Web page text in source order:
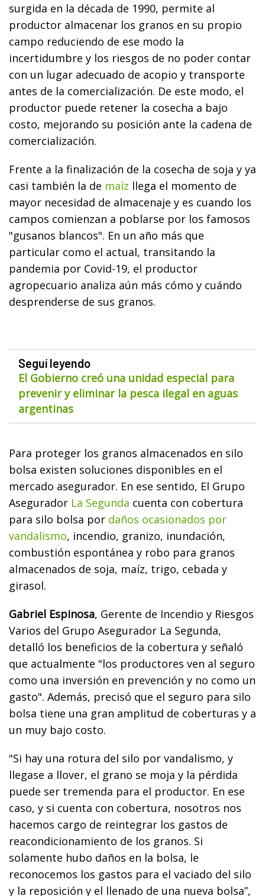
surgida en la década de 1990, permite al
productor almacenar los granos en su propio
campo reduciendo de ese modo la
incertidumbre y los riesgos de no poder contar
con un lugar adecuado de acopio y transporte
antes de la comercialización. De este modo, el
productor puede retener la cosecha a bajo
costo, mejorando su posición ante la cadena de
comercialización.
Frente a la finalización de la cosecha de soja y ya
casi también la de maíz llega el momento de
mayor necesidad de almacenaje y es cuando los
campos comienzan a poblarse por los famosos
"gusanos blancos". En un año más que
particular como el actual, transitando la
pandemia por Covid-19, el productor
agropecuario analiza aún más cómo y cuándo
desprenderse de sus granos.
Seguí leyendo
El Gobierno creó una unidad especial para
prevenir y eliminar la pesca ilegal en aguas
argentinas
Para proteger los granos almacenados en silo
bolsa existen soluciones disponibles en el
mercado asegurador. En ese sentido, El Grupo
Asegurador La Segunda cuenta con cobertura
para silo bolsa por daños ocasionados por
vandalismo, incendio, granizo, inundación,
combustión espontánea y robo para granos
almacenados de soja, maíz, trigo, cebada y
girasol.
Gabriel Espinosa, Gerente de Incendio y Riesgos
Varios del Grupo Asegurador La Segunda,
detalló los beneficios de la cobertura y señaló
que actualmente "los productores ven al seguro
como una inversión en prevención y no como un
gasto". Además, precisó que el seguro para silo
bolsa tiene una gran amplitud de coberturas y a
un muy bajo costo.
"Si hay una rotura del silo por vandalismo, y
llegase a llover, el grano se moja y la pérdida
puede ser tremenda para el productor. En ese
caso, y si cuenta con cobertura, nosotros nos
hacemos cargo de reintegrar los gastos de
reacondicionamiento de los granos. Si
solamente hubo daños en la bolsa, le
reconocemos los gastos para el vaciado del silo
y la reposición y el llenado de una nueva bolsa”,